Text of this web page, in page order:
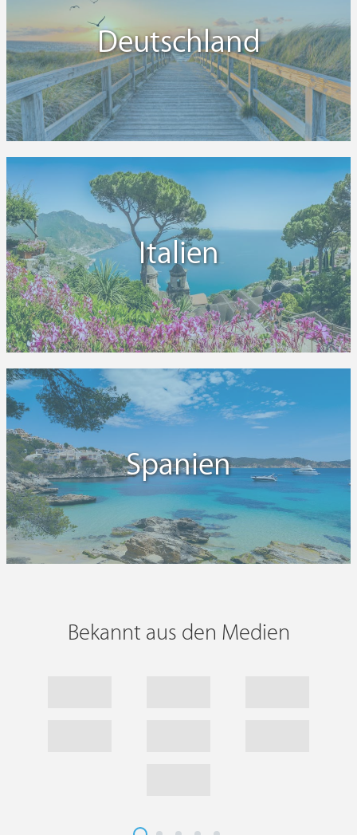
Deutschland
Italien
Spanien
Bekannt aus den Medien